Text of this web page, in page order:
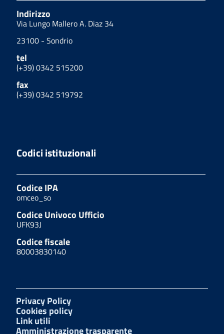
Indirizzo
Via Lungo Mallero A. Diaz 34
23100 - Sondrio
tel
(+39) 0342 515200
fax
(+39) 0342 519792
Codici istituzionali
Codice IPA
omceo_so
Codice Univoco Ufficio
UFK93J
Codice fiscale
80003830140
Privacy Policy
Cookies policy
Link utili
Amministrazione trasparente